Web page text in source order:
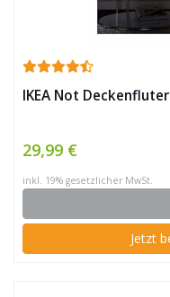
IKEA Not
29,99 €
inkl. 19% gesetzlicher MwSt.
Jetzt